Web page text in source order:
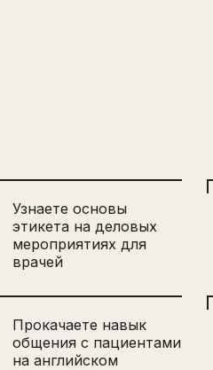
Узнаете основы
этикета на деловых
мероприятиях для
врачей
Прокачаете навык
общения с пациентами
на английском